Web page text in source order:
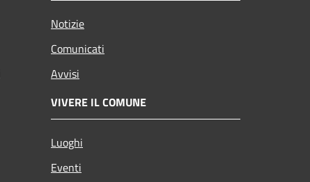
Notizie
Comunicati
Avvisi
VIVERE IL COMUNE
Luoghi
Eventi